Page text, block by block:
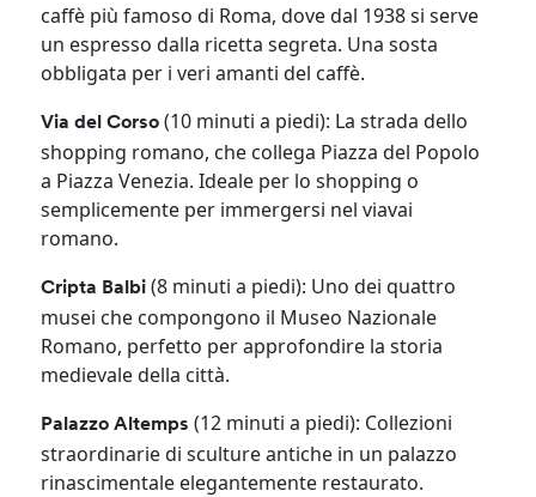
caffè più famoso di Roma, dove dal 1938 si serve
un espresso dalla ricetta segreta. Una sosta
obbligata per i veri amanti del caffè.
Via del Corso (10 minuti a piedi): La strada dello
shopping romano, che collega Piazza del Popolo
a Piazza Venezia. Ideale per lo shopping o
semplicemente per immergersi nel viavai
romano.
Cripta Balbi (8 minuti a piedi): Uno dei quattro
musei che compongono il Museo Nazionale
Romano, perfetto per approfondire la storia
medievale della città.
Palazzo Altemps (12 minuti a piedi): Collezioni
straordinarie di sculture antiche in un palazzo
rinascimentale elegantemente restaurato.